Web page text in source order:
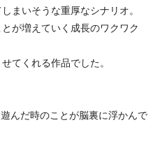
まいそうな重厚なシナリオ。
が増えていく成長のワクワク
てくれる作品でした。
んだ時のことが脳裏に浮かんで